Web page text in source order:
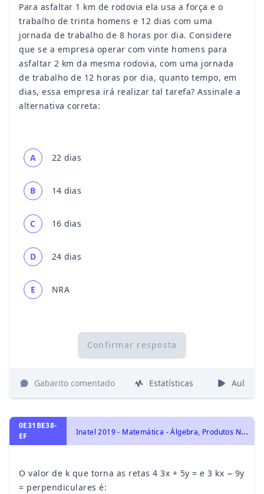
Para asfaltar 1 km de rodovia ela usa a força e o
trabalho de trinta homens e 12 dias com uma
jornada de trabalho de 8 horas por dia. Considere
que se a empresa operar com vinte homens para
asfaltar 2 km da mesma rodovia, com uma jornada
de trabalho de 12 horas por dia, quanto tempo, em
dias, essa empresa irá realizar tal tarefa? Assinale a
alternativa correta:
A 22 dias
B 14 dias
C 16 dias
D 24 dias
E NRA
Confirmar resposta
Gabarito comentado Estatísticas Aulas
0E31BE38-
EF
I
natel 2019 - Matemática - Álgebra, Produtos Notáveis e Fatoração
O valor de k que torna as retas 4 3x + 5y = e 3 kx − 9y
= perpendiculares é: